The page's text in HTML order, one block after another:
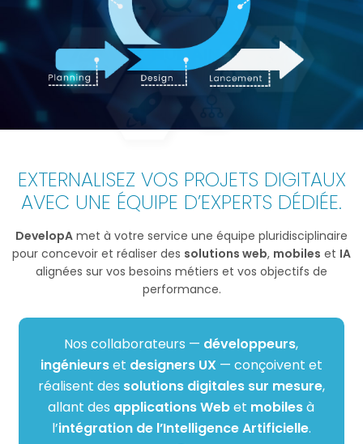
EXTERNALISEZ VOS PROJETS DIGITAUX
AVEC UNE ÉQUIPE D’EXPERTS DÉDIÉE.
DevelopA met à votre service une équipe pluridisciplinaire
pour concevoir et réaliser des solutions web, mobiles et IA
alignées sur vos besoins métiers et vos objectifs de
performance.
Nos collaborateurs — développeurs,
ingénieurset designers UX — conçoivent et
réalisent des solutions digitales sur mesure,
allant des applications Webet mobilesà
l’intégration de l’Intelligence Artificielle.